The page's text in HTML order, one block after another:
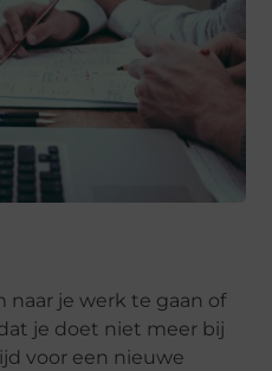
naar je werk te gaan of
je doet niet meer bij
voor een nieuwe